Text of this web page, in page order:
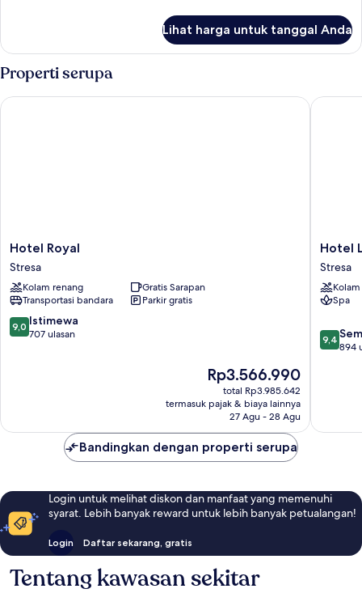
Kamar
Single
Basic
Lihat harga untuk tanggal Anda
Properti serupa
Hotel
Royal
Stresa
Hotel Royal
Stresa
Kolam renang
Gratis Sarapan
Transportasi bandara
Parkir gratis
9.0
dari
9,0 Istimewa
707 ulasan
Harga
sekarang
Rp3.566.990
Rp3.566.990
total Rp3.985.642
termasuk pajak & biaya lainnya
27 Agu - 28 Agu
Hotel Royal
Hotel
La
Palma
Stresa
Hotel
Stresa
Spa
9.4
dari
9,4
894
Hotel La
Bandingkan dengan properti serupa
Login untuk melihat diskon dan manfaat yang memenuhi
syarat. Lebih banyak reward untuk lebih banyak petualangan!
Login Daftar sekarang, gratis
Tentang kawasan sekitar